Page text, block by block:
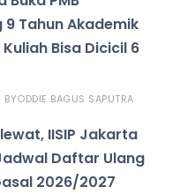
Tahun Akademik
Bisa Dicicil 6
BYODDIE BAGUS SAPUTRA
IISIP Jakarta
Daftar Ulang
2026/2027